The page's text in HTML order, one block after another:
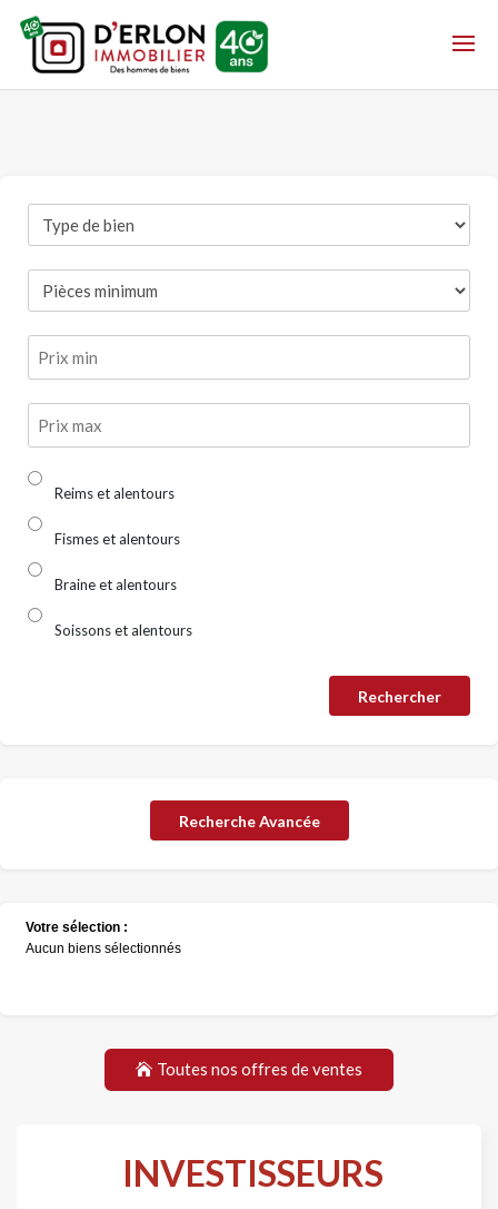
Reims et alentours
Fismes et alentours
Braine et alentours
Soissons et alentours
Recherche Avancée
Toutes nos offres de ventes
INVESTISSEURS